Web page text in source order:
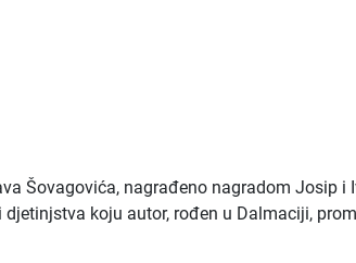
Šovagovića, nagrađeno nagradom Josip i
koju autor, rođen u Dalmaciji,